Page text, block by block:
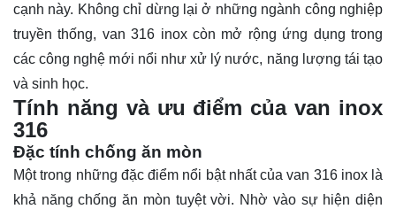
cạnh này. Không chỉ dừng lại ở những ngành công nghiệp
truyền thống, van 316 inox còn mở rộng ứng dụng trong
các công nghệ mới nổi như xử lý nước, năng lượng tái tạo
và sinh học.
Tính năng và ưu điểm của van inox
316
Đặc tính chống ăn mòn
Một trong những đặc điểm nổi bật nhất của van 316 inox là
khả năng chống ăn mòn tuyệt vời. Nhờ vào sự hiện diện